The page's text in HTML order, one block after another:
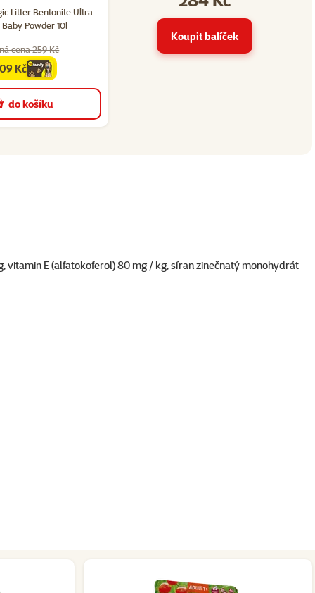
Litter Bentonite Ultra
Powder 10l
cena 259 Kč
cena
Kč
do košíku
Koupit balíček
vitamin E (alfatokoferol) 80 mg / kg, síran zinečnatý monohydrát